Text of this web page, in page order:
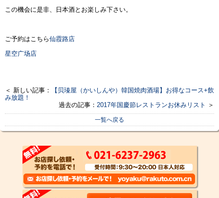
この機会に是非、日本酒とお楽しみ下さい。
ご予約はこちら仙霞路店
星空广场店
＜ 新しい記事：
【贝瑧屋（かいしんや）韓国焼肉酒場】お得なコース+飲
み放題！
過去の記事： 2017年国慶節レストランお休みリスト ＞
一覧へ戻る